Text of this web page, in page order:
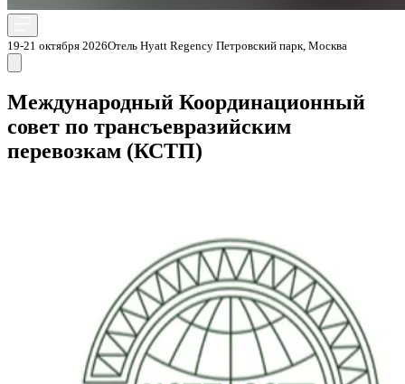
19-21 октября 2026Отель Hyatt Regency Петровский парк, Москва
Международный Координационный
совет по трансъевразийским
перевозкам (КСТП)